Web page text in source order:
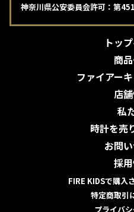
神奈川県公安委員会許可：第
トッ
商
ファイアー
店
私
時計を売
お問
採
FIRE KIDSで購入
特定商取引
プライバ